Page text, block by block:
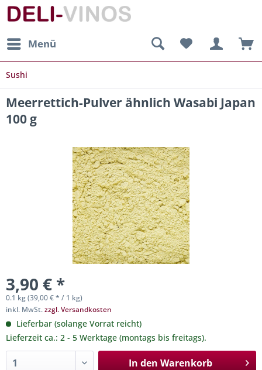
Menü
Sushi
Meerrettich-Pulver ähnlich Wasabi Japan
100 g
3,90 € *
0.1 kg (39,00 € * / 1 kg)
inkl. MwSt.zzgl. Versandkosten
Lieferbar (solange Vorrat reicht)
Lieferzeit ca.: 2 - 5 Werktage (montags bis freitags).
In den Warenkorb